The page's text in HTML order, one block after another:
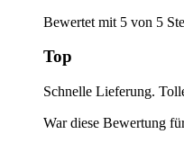
Bewertet mit 5 von 5
Top
Schnelle Lieferung.
War diese Bewertung